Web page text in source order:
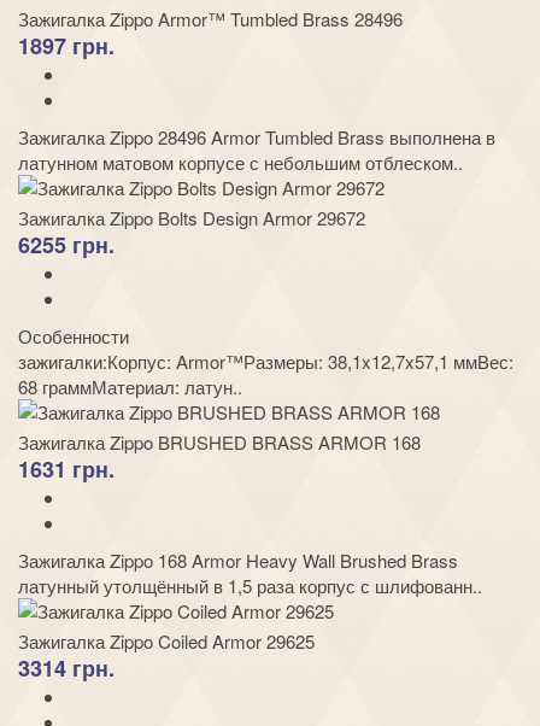
Зажигалка Zippo Armor™ Tumbled Brass 28496
1897 грн.
Зажигалка Zippo 28496 Armor Tumbled Brass выполнена в
латунном матовом корпусе с небольшим отблеском..
Зажигалка Zippo Bolts Design Armor 29672
6255 грн.
Особенности
зажигалки:Корпус: Armor™Размеры: 38,1x12,7x57,1 ммВес:
68 граммМатериал: латун..
Зажигалка Zippo BRUSHED BRASS ARMOR 168
1631 грн.
Зажигалка Zippo 168 Armor Heavy Wall Brushed Brass
латунный утолщённый в 1,5 раза корпус с шлифованн..
Зажигалка Zippo Coiled Armor 29625
3314 грн.